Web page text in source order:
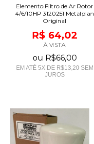
Elemento Filtro de Ar Rotor
4/6/10HP 3120251 Metalplan
Original
R$ 64,02
À VISTA
ou R$66,00
EM ATÉ 5X DE R$13,20 SEM
JUROS